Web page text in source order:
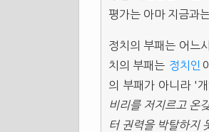
평가는 아마 지금과
정치의 부패는 어느
치의 부패는 정치인
의 부패가 아니라 '
비리를 저지르고 온
터 권력을 박탈하지